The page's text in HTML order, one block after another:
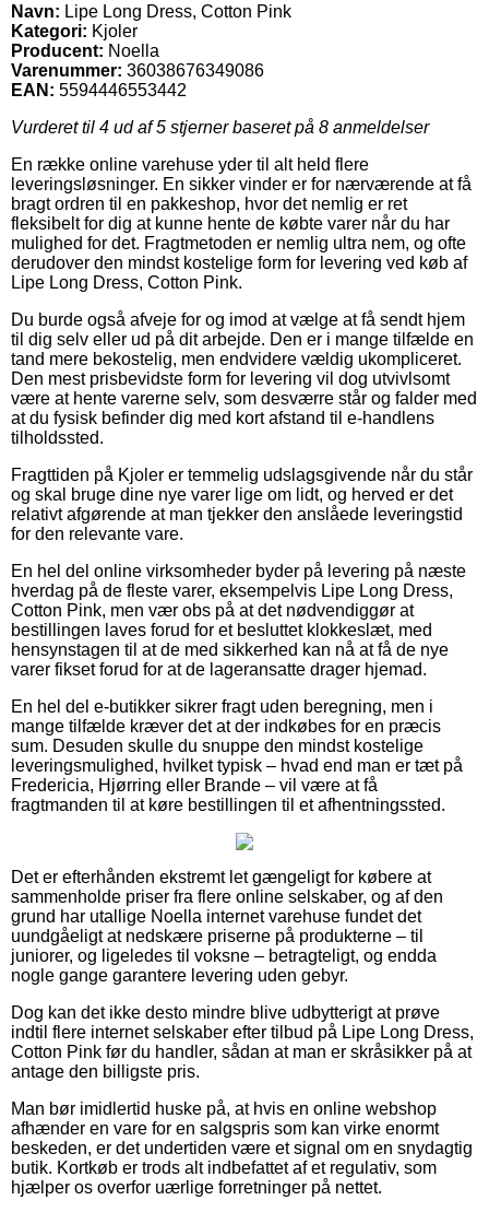
Navn: Lipe Long Dress, Cotton Pink
Kategori: Kjoler
Producent: Noella
Varenummer: 36038676349086
EAN: 5594446553442
Vurderet til 4 ud af 5 stjerner baseret på 8 anmeldelser
En række online varehuse yder til alt held flere
leveringsløsninger. En sikker vinder er for nærværende at få
bragt ordren til en pakkeshop, hvor det nemlig er ret
fleksibelt for dig at kunne hente de købte varer når du har
mulighed for det. Fragtmetoden er nemlig ultra nem, og ofte
derudover den mindst kostelige form for levering ved køb af
Lipe Long Dress, Cotton Pink.
Du burde også afveje for og imod at vælge at få sendt hjem
til dig selv eller ud på dit arbejde. Den er i mange tilfælde en
tand mere bekostelig, men endvidere vældig ukompliceret.
Den mest prisbevidste form for levering vil dog utvivlsomt
være at hente varerne selv, som desværre står og falder med
at du fysisk befinder dig med kort afstand til e-handlens
tilholdssted.
Fragttiden på Kjoler er temmelig udslagsgivende når du står
og skal bruge dine nye varer lige om lidt, og herved er det
relativt afgørende at man tjekker den anslåede leveringstid
for den relevante vare.
En hel del online virksomheder byder på levering på næste
hverdag på de fleste varer, eksempelvis Lipe Long Dress,
Cotton Pink, men vær obs på at det nødvendiggør at
bestillingen laves forud for et besluttet klokkeslæt, med
hensynstagen til at de med sikkerhed kan nå at få de nye
varer fikset forud for at de lageransatte drager hjemad.
En hel del e-butikker sikrer fragt uden beregning, men i
mange tilfælde kræver det at der indkøbes for en præcis
sum. Desuden skulle du snuppe den mindst kostelige
leveringsmulighed, hvilket typisk – hvad end man er tæt på
Fredericia, Hjørring eller Brande – vil være at få
fragtmanden til at køre bestillingen til et afhentningssted.
Det er efterhånden ekstremt let gængeligt for købere at
sammenholde priser fra flere online selskaber, og af den
grund har utallige Noella internet varehuse fundet det
uundgåeligt at nedskære priserne på produkterne – til
juniorer, og ligeledes til voksne – betragteligt, og endda
nogle gange garantere levering uden gebyr.
Dog kan det ikke desto mindre blive udbytterigt at prøve
indtil flere internet selskaber efter tilbud på Lipe Long Dress,
Cotton Pink før du handler, sådan at man er skråsikker på at
antage den billigste pris.
Man bør imidlertid huske på, at hvis en online webshop
afhænder en vare for en salgspris som kan virke enormt
beskeden, er det undertiden være et signal om en snydagtig
butik. Kortkøb er trods alt indbefattet af et regulativ, som
hjælper os overfor uærlige forretninger på nettet.